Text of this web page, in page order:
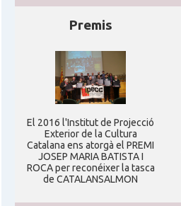
Premis
El 2016 l'Institut de Projecció
Exterior de la Cultura
Catalana ens atorgà el PREMI
JOSEP MARIA BATISTA I
ROCA per reconéixer la tasca
de CATALANSALMON